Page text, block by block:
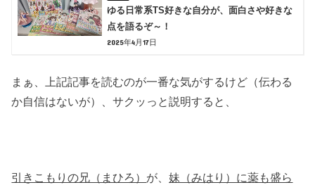
ゆる日常系TS好きな自分が、面白さや好きな
点を語るぞ～！
2025年4月17日
まぁ、上記記事を読むのが一番な気がするけど（伝わる
か自信はないが）、サクッっと説明すると、
引きこもりの兄（まひろ） が、妹（みはり）に薬も盛ら